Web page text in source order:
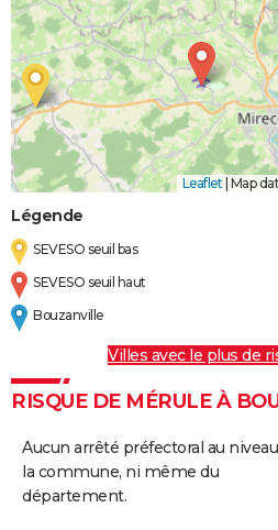
Leaflet Map
Légende
SEVESO seuil bas
SEVESO seuil haut
Bouzanville
Villes avec le plus de
RISQUE DE MÉRULE À
Aucun arrêté préfectoral au
la commune, ni même du
département.